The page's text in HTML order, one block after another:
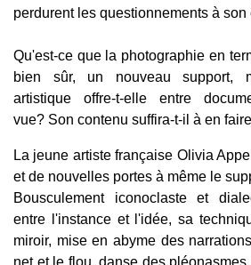
perdurent les questionnements à son
Qu'est-ce que la photographie en
bien sûr, un nouveau support,
artistique offre-t-elle entre
vue? Son contenu suffira-t-il à en
La jeune artiste française Olivia
et de nouvelles portes à même le
Bousculement iconoclaste et
entre l'instance et l'idée, sa
miroir, mise en abyme des
net et le flou, danse des